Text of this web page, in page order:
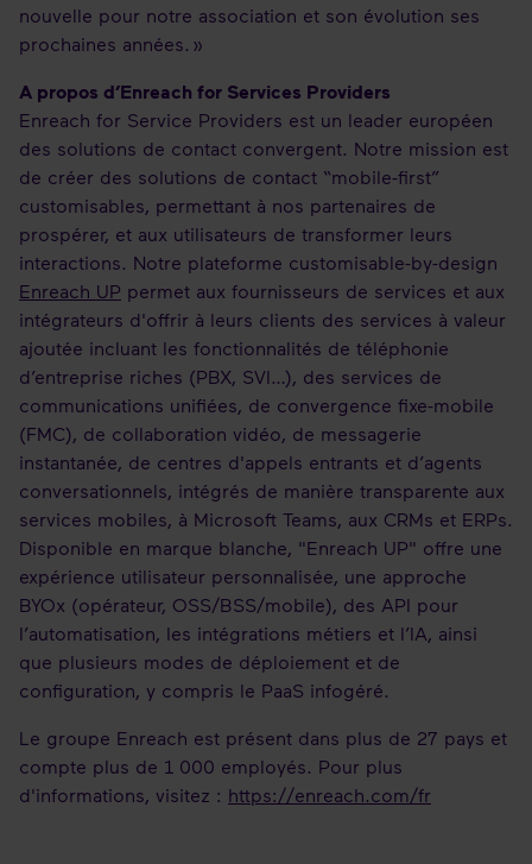
nouvelle pour notre association et son évolution ses
prochaines années. »
A propos d’Enreach for Services Providers
Enreach for Service Providers est un leader européen
des solutions de contact convergent. Notre mission est
de créer des solutions de contact “mobile-first”
customisables, permettant à nos partenaires de
prospérer, et aux utilisateurs de transformer leurs
interactions. Notre plateforme customisable-by-design
Enreach UP permet aux fournisseurs de services et aux
intégrateurs d'offrir à leurs clients des services à valeur
ajoutée incluant les fonctionnalités de téléphonie
d’entreprise riches (PBX, SVI…), des services de
communications unifiées, de convergence fixe-mobile
(FMC), de collaboration vidéo, de messagerie
instantanée, de centres d'appels entrants et d’agents
conversationnels, intégrés de manière transparente aux
services mobiles, à Microsoft Teams, aux CRMs et ERPs.
Disponible en marque blanche, "Enreach UP" offre une
expérience utilisateur personnalisée, une approche
BYOx (opérateur, OSS/BSS/mobile), des API pour
l’automatisation, les intégrations métiers et l’IA, ainsi
que plusieurs modes de déploiement et de
configuration, y compris le PaaS infogéré.
Le groupe Enreach est présent dans plus de 27 pays et
compte plus de 1 000 employés. Pour plus
d'informations, visitez : https://enreach.com/fr